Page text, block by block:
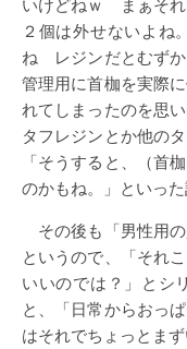
いけどねｗ まぁそれ
２個は外せないよね
ね レジンだとむずか
管理用に首枷を実際
れてしまったのを思
タフレジンとか他の
「そうすると、（首
のかもね。」といった
その後も「男性用の
というので、「それ
いいのでは？」とシ
と、「日常からおっ
はそれでちょっとま